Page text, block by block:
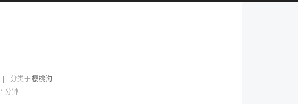
分类于 樱桃沟
1 分钟